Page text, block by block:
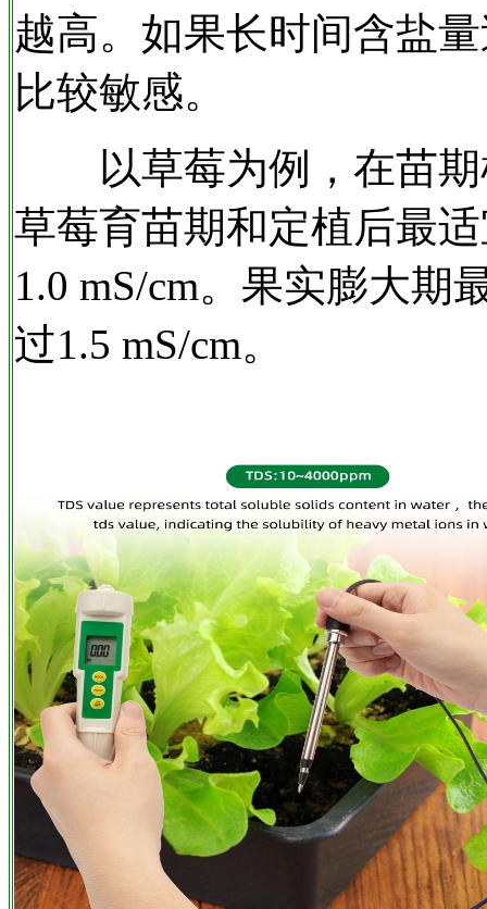
越高。如果长时间含盐
比较敏感。
以草莓为例，在苗期
草莓育苗期和定植后最
1.0 mS/cm。果实膨大期
过1.5 mS/cm。